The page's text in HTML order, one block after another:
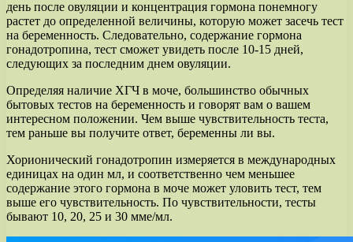
день после овуляции и концентрация гормона понемногу
растет до определенной величины, которую может засечь тест
на беременность. Следовательно, содержание гормона
гонадотропина, тест сможет увидеть после 10-15 дней,
следующих за последним днем овуляции.
Определяя наличие ХГЧ в моче, большинство обычных
бытовых тестов на беременность и говорят вам о вашем
интересном положении. Чем выше чувствительность теста,
тем раньше вы получите ответ, беременны ли вы.
Хорионический гонадотропин измеряется в международных
единицах на один мл, и соответственно чем меньшее
содержание этого гормона в моче может уловить тест, тем
выше его чувствительность. По чувствительности, тесты
бывают 10, 20, 25 и 30 мме/мл.